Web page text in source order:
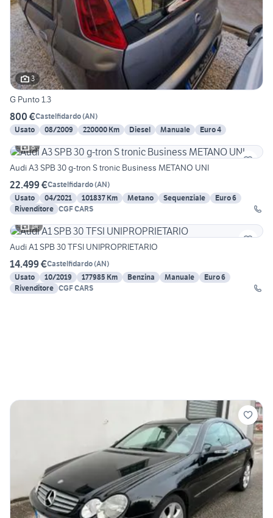
3
G Punto 1.3
800 €Castelfidardo(AN)
Usato
08/2009 220000 Km Diesel Manuale
Euro 4
8
Audi A3 SPB 30 g-tron S tronic Business METANO UNI
22.499 €Castelfidardo(AN)
Usato
04/2021 101837 Km Metano Sequenziale
Euro 6
Rivenditore CGF CARS
14
Audi A1 SPB 30 TFSI UNIPROPRIETARIO
14.499 €Castelfidardo(AN)
Usato
10/2019 177985 Km Benzina Manuale
Euro 6
Rivenditore CGF CARS